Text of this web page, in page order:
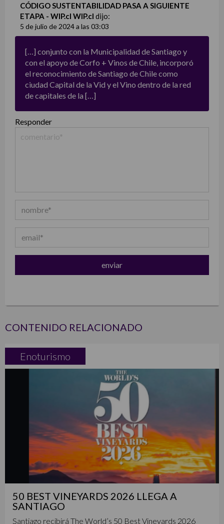
CÓDIGO SUSTENTABILIDAD PASA A SIGUIENTE
ETAPA - WIP.cl WIP.cl dijo:
5 de julio de 2024 a las 03:03
[…] conjunto con la Municipalidad de Santiago y
con el apoyo de Corfo + Vinos de Chile, incorporó
el reconocimiento de Santiago de Chile como
ciudad Capital de la Vid y el Vino dentro de la red
de capitales de la […]
Responder
CONTENIDO RELACIONADO
Enoturismo
50 BEST VINEYARDS 2026 LLEGA A
SANTIAGO
Santiago recibirá The World’s 50 Best Vineyards 2026